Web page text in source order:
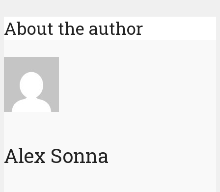
About the author
Alex Sonna